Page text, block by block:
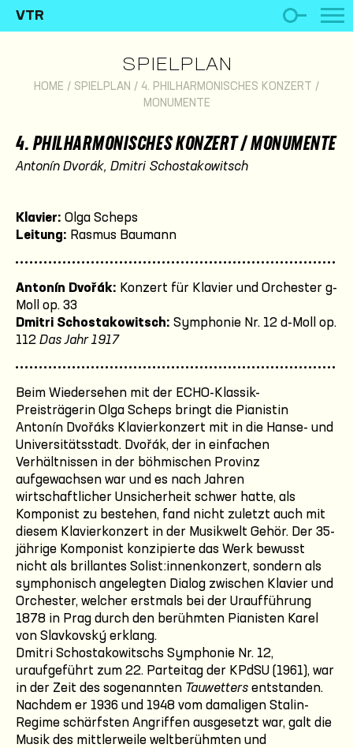
VTR
SPIELPLAN
HOME / SPIELPLAN / 4. PHILHARMONISCHES KONZERT /
MONUMENTE
4. PHILHARMONISCHES KONZERT / MONUMENTE
Antonín Dvorák, Dmitri Schostakowitsch
Klavier: Olga Scheps
Leitung: Rasmus Baumann
Antonín Dvořák: Konzert für Klavier und Orchester g-
Moll op. 33
Dmitri Schostakowitsch: Symphonie Nr. 12 d-Moll op.
112 Das Jahr 1917
Beim Wiedersehen mit der ECHO-Klassik-
Preisträgerin Olga Scheps bringt die Pianistin
Antonín Dvořáks Klavierkonzert mit in die Hanse- und
Universitätsstadt. Dvořák, der in einfachen
Verhältnissen in der böhmischen Provinz
aufgewachsen war und es nach Jahren
wirtschaftlicher Unsicherheit schwer hatte, als
Komponist zu bestehen, fand nicht zuletzt auch mit
diesem Klavierkonzert in der Musikwelt Gehör. Der 35-
jährige Komponist konzipierte das Werk bewusst
nicht als brillantes Solist:innenkonzert, sondern als
symphonisch angelegten Dialog zwischen Klavier und
Orchester, welcher erstmals bei der Uraufführung
1878 in Prag durch den berühmten Pianisten Karel
von Slavkovský erklang.
Dmitri Schostakowitschs Symphonie Nr. 12,
uraufgeführt zum 22. Parteitag der KPdSU (1961), war
in der Zeit des sogenannten Tauwetters entstanden.
Nachdem er 1936 und 1948 vom damaligen Stalin-
Regime schärfsten Angriffen ausgesetzt war, galt die
Musik des mittlerweile weltberühmten und